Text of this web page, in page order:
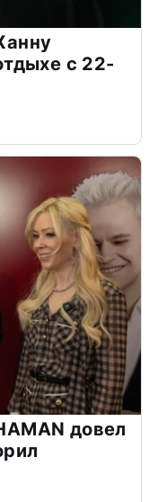
с 22-
довел